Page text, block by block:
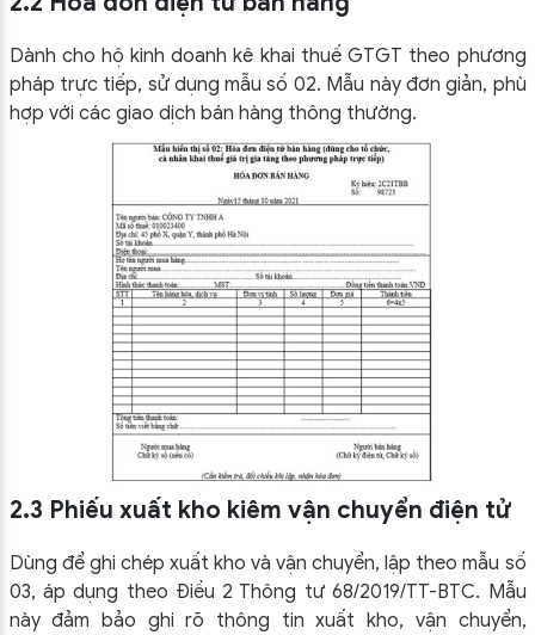
Dành cho hộ kinh doanh kê khai thuế GTGT theo phương
pháp trực tiếp, sử dụng mẫu số 02. Mẫu này đơn giản, phù
hợp với các giao dịch bán hàng thông thường.
2.3 Phiếu xuất kho kiêm vận chuyển điện tử
Dùng để ghi chép xuất kho và vận chuyển, lập theo mẫu số
03, áp dụng theo Điều 2 Thông tư 68/2019/TT-BTC. Mẫu
này đảm bảo ghi rõ thông tin xuất kho, vận chuyển,